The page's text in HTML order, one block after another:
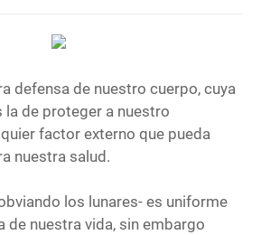
defensa de nuestro cuerpo, cuya
de proteger a nuestro
factor externo que pueda
nuestra salud.
los lunares- es uniforme
de nuestra vida, sin embargo